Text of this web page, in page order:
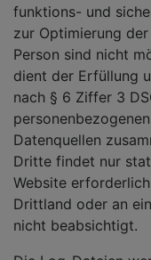
funktions- und
zur Optimierung
Person sind nicht
dient der Erfüllung
nach § 6 Ziffer 3
Datenquellen
Dritte findet nur
Website
Drittland oder an
nicht beabsichtigt.